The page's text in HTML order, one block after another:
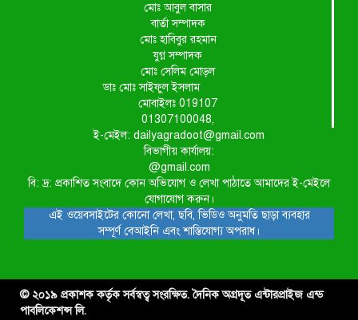
মোঃ আবুল বাসার
বার্তা সম্পাদক
মোঃ হাবিবুর রহমান
যুগ্ন সম্পাদক
মোঃ সেলিম মোড়ল
ডাঃ মোঃ সাইফুল ইসলাম
মোবাইলঃ 019107
01307100048,
ই-মেইল: dailyagradoot@gmail.com
বিভাগীয় কার্যালয়:
@gmail.com
বি: দ্র: প্রকাশিত সংবাদে কোন অভিযোগ ও লেখা পাঠাতে আমাদের ই-মেইলে
যোগাযোগ করুন।
এই ওয়েবসাইটের কোনো লেখা, ছবি, ভিডিও অনুমতি ছাড়া ব্যবহার
সম্পূর্ণ বেআইনি এবং শাস্তিযোগ্য অপরাধ।
© ২০১৯ প্রকাশক কর্তৃক সর্বস্বত্ব সংরক্ষিত. দৈনিক অগ্রদূত এন্টারপ্রাইজ এন্ড
পাবলিকেশন্স লি.